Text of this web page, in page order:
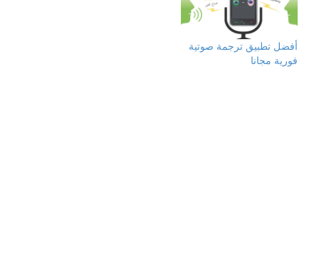
أفضل تطبيق ترجمة صوتية
فورية مجانا